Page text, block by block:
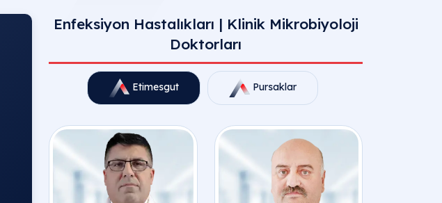
Enfeksiyon Hastalıkları | Klinik Mikrobiyoloji
Doktorları
Etimesgut Pursaklar
Etimesgut Enfeksiyon Hastalıkları |